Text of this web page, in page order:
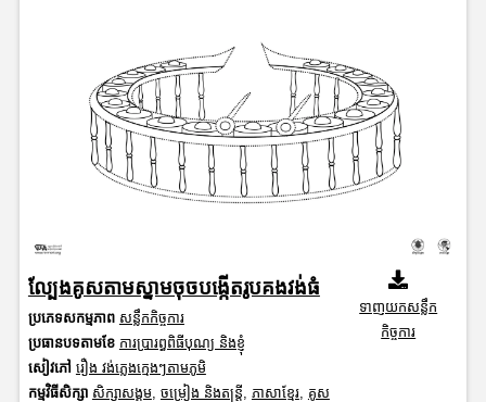
ល្បែងគូសតាមស្នាមចុចបង្កើតរូបគងវង់ធំ
ប្រភេទសកម្មភាព សន្លឹកកិច្ចការ
ប្រធានបទតាមខែ ការប្រារព្ធពិធីបុណ្យ និងខ្ញុំ
សៀវភៅ រឿង វង់ភ្លេងក្មេងៗតាមភូមិ
កម្មវិធីសិក្សា សិក្សាសង្គម, ចម្រៀង និងតន្ត្រី ភាសាខ្មែរ, គូស
ទាញយកសន្លឹក
កិច្ចការ